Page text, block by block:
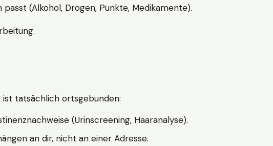
(Alkohol, Drogen, Punkte, Medikamente).
ist tatsächlich ortsgebunden:
(Urinscreening, Haaranalyse).
an dir, nicht an einer Adresse.